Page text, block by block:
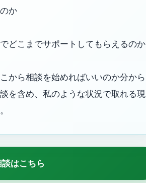
か
どこまでサポートしてもらえるのか
から相談を始めればいいのか分から
を含め、私のような状況で取れる現
はこちら